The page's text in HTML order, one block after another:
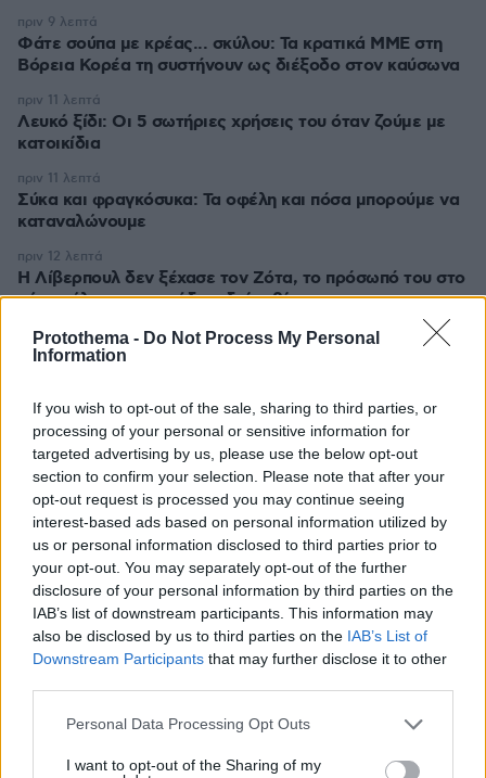
Protothema - Do Not Process My Personal
Information
If you wish to opt-out of the sale, sharing to third parties, or
processing of your personal or sensitive information for
targeted advertising by us, please use the below opt-out
section to confirm your selection. Please note that after your
opt-out request is processed you may continue seeing
interest-based ads based on personal information utilized by
us or personal information disclosed to third parties prior to
your opt-out. You may separately opt-out of the further
disclosure of your personal information by third parties on the
IAB’s list of downstream participants. This information may
also be disclosed by us to third parties on the IAB’s List of
Downstream Participants that may further disclose it to other
Please note that this website/app uses one or more Google
not limited to your visit or usage behaviour. You may click to
Personal Data Processing Opt Outs
I want to opt-out of the Sharing of my
Φάτε σούπα με κρέας... σκύλου: Τα κρατικά ΜΜΕ στη
Βόρεια Κορέα τη συστήνουν ως διέξοδο στον καύσωνα
πριν 9 λεπτά
Λευκό ξίδι: Οι 5 σωτήριες χρήσεις του όταν ζούμε με
κατοικίδια
πριν 11 λεπτά
Σύκα και φραγκόσυκα: Τα οφέλη και πόσα μπορούμε να
καταναλώνουμε
πριν 11 λεπτά
Η Λίβερπουλ δεν ξέχασε τον Ζότα, το πρόσωπό του στο
νέο πούλμαν της ομάδας, δείτε βίντεο
πριν 12 λεπτά
Χωρίς ενεργό μέτωπο η φωτιά στο Στεφάνι Κορινθίας,
αντιδήμαρχος
πριν 16 λεπτά
Αντικαταθλιπτικά: Γιατί η διακοπή τους προκαλεί φόβο –
Πώς θα γίνει σωστά και με ασφάλεια
πριν 20 λεπτά
Άλλος για data center; Επενδύσεις €50 δισ. την
ερχόμενη δεκαετία
πριν 25 λεπτά
Παρ' ολίγον τραγωδία στη Μαγνησία, «ακυβέρνητο»
φορτηγό έκοψε στύλο ηλεκτροδότησης και
προσέκρουσε σε πολυκατοικία
πριν 27 λεπτά
Μιχόπουλο για τα γενέθλιά του: Κάποιοι άνθρωποι
απλώς κάνουν τη ζωή πιο όμορφη
πριν 30 λεπτά